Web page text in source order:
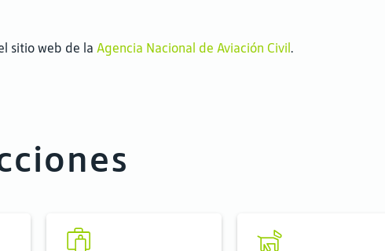
sitio web de la Agencia Nacional de Aviación Civil .